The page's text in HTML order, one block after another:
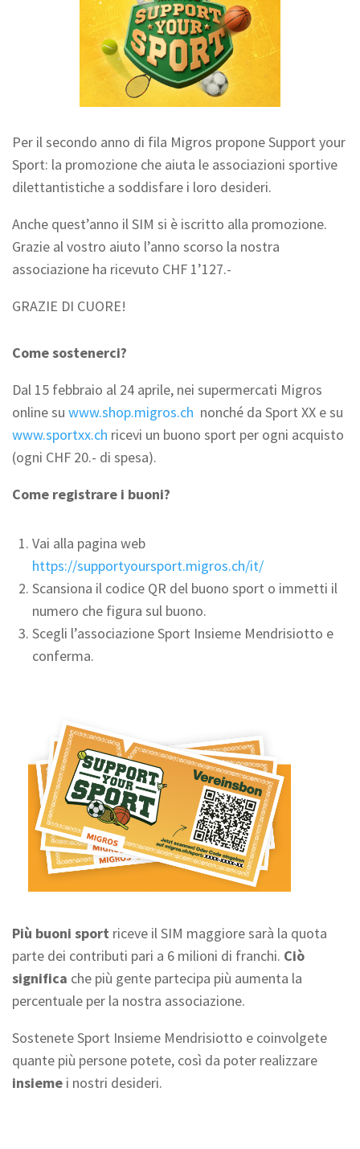
Per il secondo anno di fila Migros propone Support your
Sport: la promozione che aiuta le associazioni sportive
dilettantistiche a soddisfare i loro desideri.
Anche quest’anno il SIM si è iscritto alla promozione.
Grazie al vostro aiuto l’anno scorso la nostra
associazione ha ricevuto CHF 1’127.-
GRAZIE DI CUORE!
Come sostenerci?
Dal 15 febbraio al 24 aprile, nei supermercati Migros
online su www.shop.migros.ch nonché da Sport XX e su
www.sportxx.ch ricevi un buono sport per ogni acquisto
(ogni CHF 20.- di spesa).
Come registrare i buoni?
Vai alla pagina web
https://supportyoursport.migros.ch/it/
Scansiona il codice QR del buono sport o immetti il
numero che figura sul buono.
Scegli l’associazione Sport Insieme Mendrisiotto e
conferma.
Più buoni sport riceve il SIM maggiore sarà la quota
parte dei contributi pari a 6 milioni di franchi. Ciò
significa che più gente partecipa più aumenta la
percentuale per la nostra associazione.
Sostenete Sport Insieme Mendrisiotto e coinvolgete
quante più persone potete, così da poter realizzare
insieme i nostri desideri.